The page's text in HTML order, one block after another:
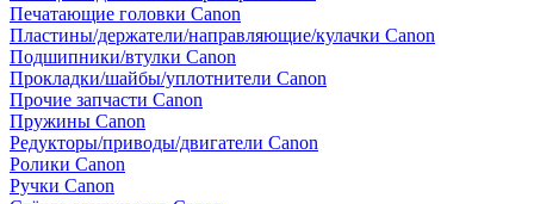
Печатающие головки Canon
Пластины/держатели/направляющие/кулачки Canon
Подшипники/втулки Canon
Прокладки/шайбы/уплотнители Canon
Прочие запчасти Canon
Пружины Canon
Редукторы/приводы/двигатели Canon
Ролики Canon
Ручки Canon